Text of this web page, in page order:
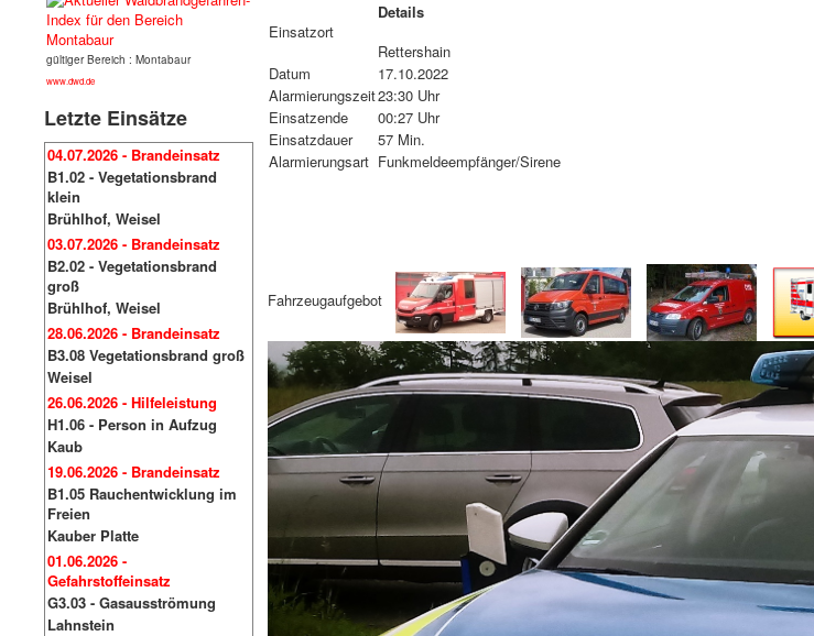
gültiger Bereich : Montabaur
www.dwd.de
Letzte Einsätze
04.07.2026 - Brandeinsatz
B1.02 - Vegetationsbrand
klein
Brühlhof, Weisel
03.07.2026 - Brandeinsatz
B2.02 - Vegetationsbrand
groß
Brühlhof, Weisel
28.06.2026 - Brandeinsatz
B3.08 Vegetationsbrand groß
Weisel
26.06.2026 - Hilfeleistung
H1.06 - Person in Aufzug
Kaub
19.06.2026 - Brandeinsatz
B1.05 Rauchentwicklung im
Freien
Kauber Platte
01.06.2026 -
Gefahrstoffeinsatz
G3.03 - Gasausströmung
Lahnstein
Einsatzort
Details
Rettershain
Datum
17.10.2022
Alarmierungszeit23:30 Uhr
Einsatzende
00:27 Uhr
Einsatzdauer
57 Min.
Alarmierungsart Funkmeldeempfänger/Sirene
Fahrzeugaufgebot